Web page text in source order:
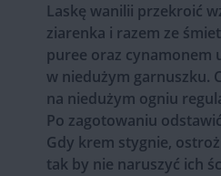
Laskę wanilii przekroić
ziarenka i razem ze
puree oraz cynamonem
w niedużym garnuszku.
na niedużym ogniu
Po zagotowaniu
Gdy krem stygnie,
tak by nie naruszyć ich